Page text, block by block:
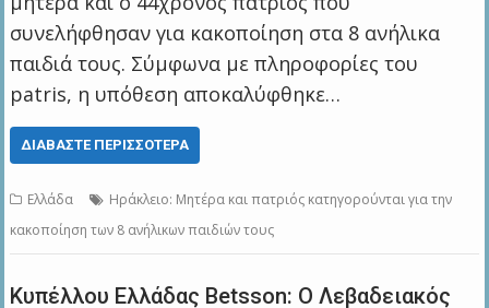
συνελήφθησαν για κακοποίηση στα 8 ανήλικα
παιδιά τους. Σύμφωνα με πληροφορίες του
patris, η υπόθεση αποκαλύφθηκε…
ΔΙΑΒΆΣΤΕ ΠΕΡΙΣΣΌΤΕΡΑ
Ελλάδα
Ηράκλειο: Μητέρα και πατριός κατηγορούνται για την
κακοποίηση των 8 ανήλικων παιδιών τους
Κυπέλλου Ελλάδας Betsson: Ο Λεβαδειακός